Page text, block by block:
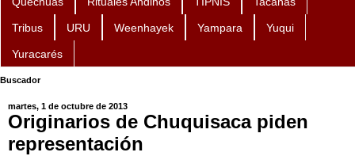
Tribus URU Weenhayek Yampara Yuqui
Yuracarés
Buscador
martes, 1 de octubre de 2013
Originarios de Chuquisaca piden
representación